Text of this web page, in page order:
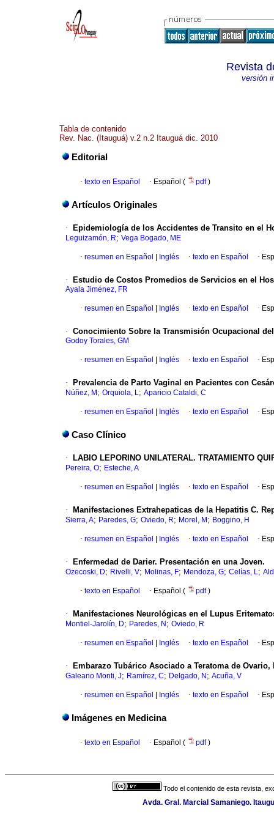
Revista
versión
Tabla de contenido
Rev. Nac. (Itauguá) v.2 n.2 Itauguá dic. 2010
Editorial
· texto en Español · Español ( pdf)
Artículos Originales
· Epidemiología de los Accidentes de Transito en el
Leguizamón, R; Vega Bogado, ME
· resumen en Español Inglés · texto en Español ·
· Estudio de Costos Promedios de Servicios en el
Ayala Jiménez, FR
· resumen en Español Inglés · texto en Español ·
· Conocimiento Sobre la Transmisión Ocupacional
Godoy Torales, GM
· resumen en Español Inglés · texto en Español ·
· Prevalencia de Parto Vaginal en Pacientes con
Núñez, M ; Orquiola, L; Aparicio Cataldi, C
· resumen en Español Inglés · texto en Español ·
Caso Clínico
· LABIO LEPORINO UNILATERAL. TRATAMIENTO
Pereira, O; Esteche, A
· resumen en Español Inglés · texto en Español ·
· Manifestaciones Extrahepaticas de la Hepatitis C.
Sierra, A; Paredes, G; Oviedo, R; Morel, M ; Boggino, H
· resumen en Español Inglés · texto en Español ·
· Enfermedad de Darier. Presentación en una Joven.
Ozecoski, D; Rivelli, V; Molinas, F; Mendoza, G; Celías, L;
· texto en Español · Español ( pdf)
· Manifestaciones Neurológicas en el Lupus
Montiel-Jarolín, D; Paredes, N ; Oviedo, R
· resumen en Español Inglés · texto en Español ·
· Embarazo Tubárico Asociado a Teratoma de
Galeano Monti, J; Ramírez, C; Delgado, N ; Acuña, V
· resumen en Español Inglés · texto en Español ·
Imágenes en Medicina
· texto en Español · Español ( pdf)
Todo el contenido de esta revista,
Avda. Gral. Marcial Samaniego.